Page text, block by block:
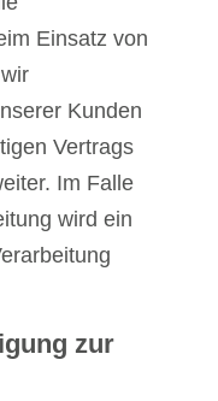
Einsatz von
Kunden
Vertrags
Im Falle
wird ein
zur